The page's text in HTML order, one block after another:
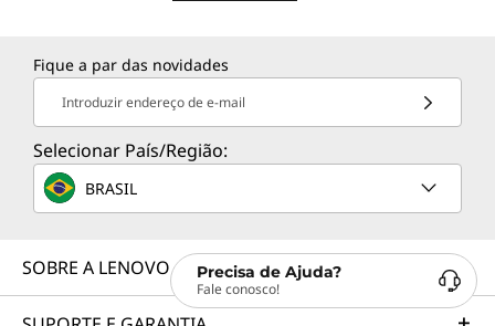
Fique a par das novidades
Introduzir endereço de e-mail
Selecionar País/Região:
BRASIL
SOBRE A LENOVO Precisa de Ajuda?
Fale conosco!